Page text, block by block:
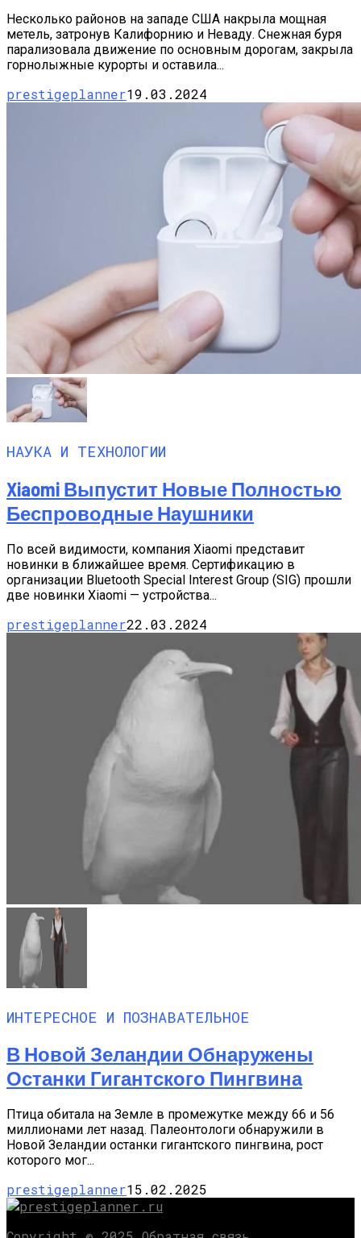
Несколько районов на западе США накрыла мощная
метель, затронув Калифорнию и Неваду. Снежная буря
парализовала движение по основным дорогам, закрыла
горнолыжные курорты и оставила...
prestigeplanner19.03.2024
НАУКА И ТЕХНОЛОГИИ
Xiaomi Выпустит Новые Полностью
Беспроводные Наушники
По всей видимости, компания Xiaomi представит
новинки в ближайшее время. Сертификацию в
организации Bluetooth Special Interest Group (SIG) прошли
две новинки Xiaomi — устройства...
prestigeplanner22.03.2024
ИНТЕРЕСНОЕ И ПОЗНАВАТЕЛЬНОЕ
В Новой Зеландии Обнаружены
Останки Гигантского Пингвина
Птица обитала на Земле в промежутке между 66 и 56
миллионами лет назад. Палеонтологи обнаружили в
Новой Зеландии останки гигантского пингвина, рост
которого мог...
prestigeplanner15.02.2025